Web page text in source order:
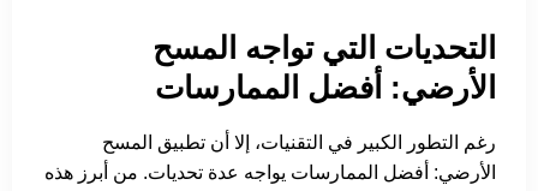
التحديات التي تواجه المسح
الأرضي: أفضل الممارسات
رغم التطور الكبير في التقنيات، إلا أن تطبيق المسح
الأرضي: أفضل الممارسات يواجه عدة تحديات. من أبرز هذه